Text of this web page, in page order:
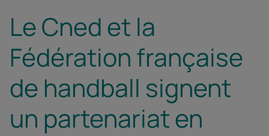
Le Cned et la
Fédération française
de handball signent
un partenariat en